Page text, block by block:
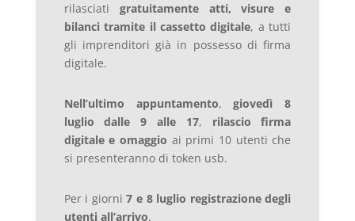
rilasciati gratuitamente atti, visure e
bilanci tramite il cassetto digitale, a tutti
gli imprenditori già in possesso di firma
digitale.
Nell’ultimo appuntamento,giovedì 8
luglio dalle 9 alle 17, rilascio firma
digitale e omaggio ai primi 10 utenti che
si presenteranno di token usb.
Per i giorni7 e 8 luglio registrazione degli
utenti all’arrivo.